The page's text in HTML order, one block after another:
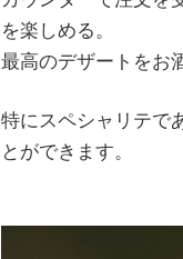
を楽しめる。
最高のデザートをお
特にスペシャリテで
とができます。